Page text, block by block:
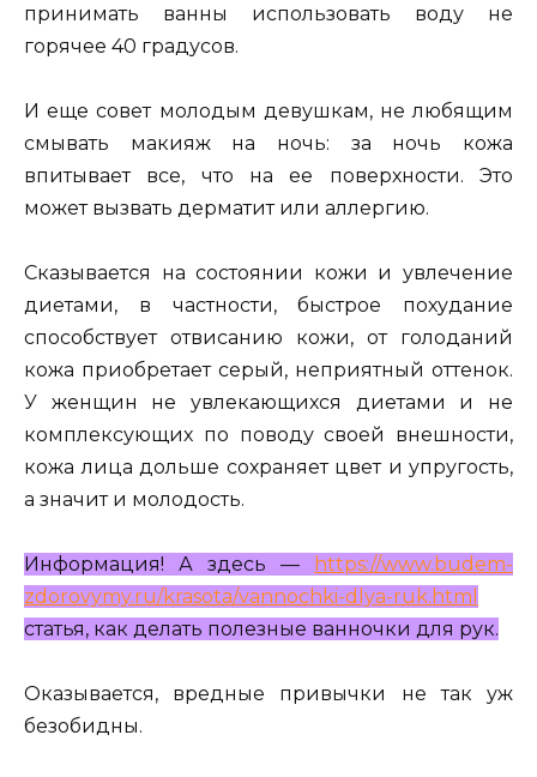
принимать ванны использовать воду не
горячее 40 градусов.
И еще совет молодым девушкам, не любящим
смывать макияж на ночь: за ночь кожа
впитывает все, что на ее поверхности. Это
может вызвать дерматит или аллергию.
Сказывается на состоянии кожи и увлечение
диетами, в частности, быстрое похудание
способствует отвисанию кожи, от голоданий
кожа приобретает серый, неприятный оттенок.
У женщин не увлекающихся диетами и не
комплексующих по поводу своей внешности,
кожа лица дольше сохраняет цвет и упругость,
а значит и молодость.
Информация! А здесь —
https://www.budem-
zdorovymy.ru/krasota/vannochki-dlya-ruk.html
статья, как делать полезные ванночки для рук.
Оказывается, вредные привычки не так уж
безобидны.